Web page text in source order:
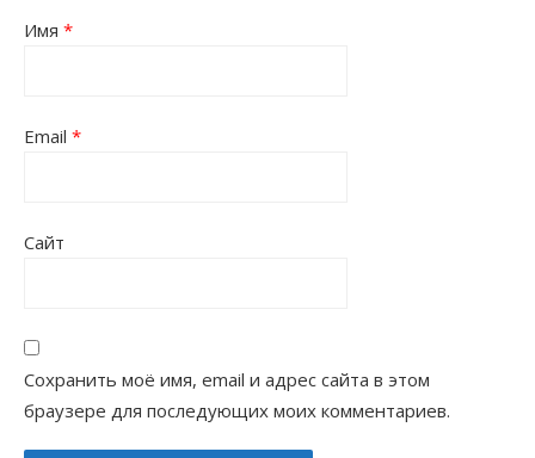
Имя *
Email *
Сайт
Сохранить моё имя, email и адрес сайта в этом
браузере для последующих моих комментариев.